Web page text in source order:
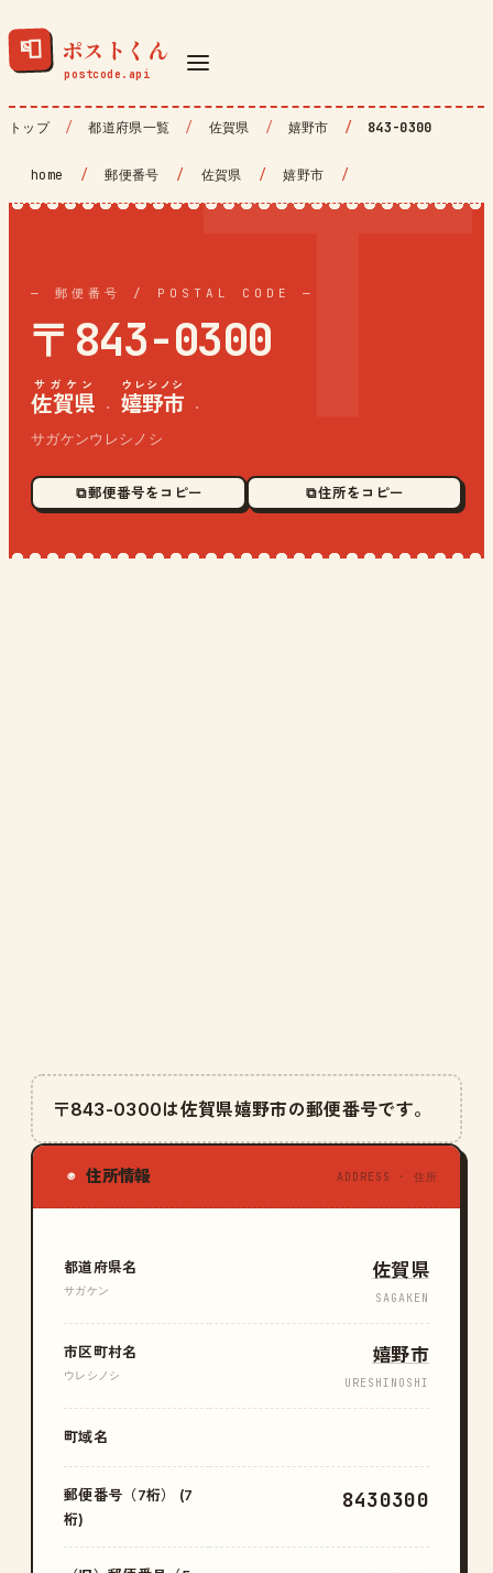
📮 ポストくん
トップ 都道府県一覧 佐賀県 嬉野市 843-0300
home / 郵便番号 / 佐賀県 / 嬉野市 /
— 郵便番号 / POSTAL CODE —
〒843-0300
佐賀県
サガケン
· 嬉野市
ウレシノシ
·
サガケンウレシノシ
⧉ 郵便番号をコピー ⧉ 住所をコピー
〒843-0300は佐賀県嬉野市の郵便番号です。
◉ 住所情報 ADDRESS · 住所
都道府県名
サガケン
佐賀県
SAGAKEN
市区町村名
ウレシノシ
嬉野市
URESHINOSHI
町域名
郵便番号（7桁） (7
桁)
8430300